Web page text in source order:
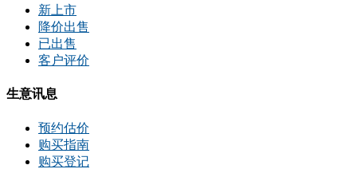
新上市
降价出售
已出售
客户评价
生意讯息
预约估价
购买指南
购买登记